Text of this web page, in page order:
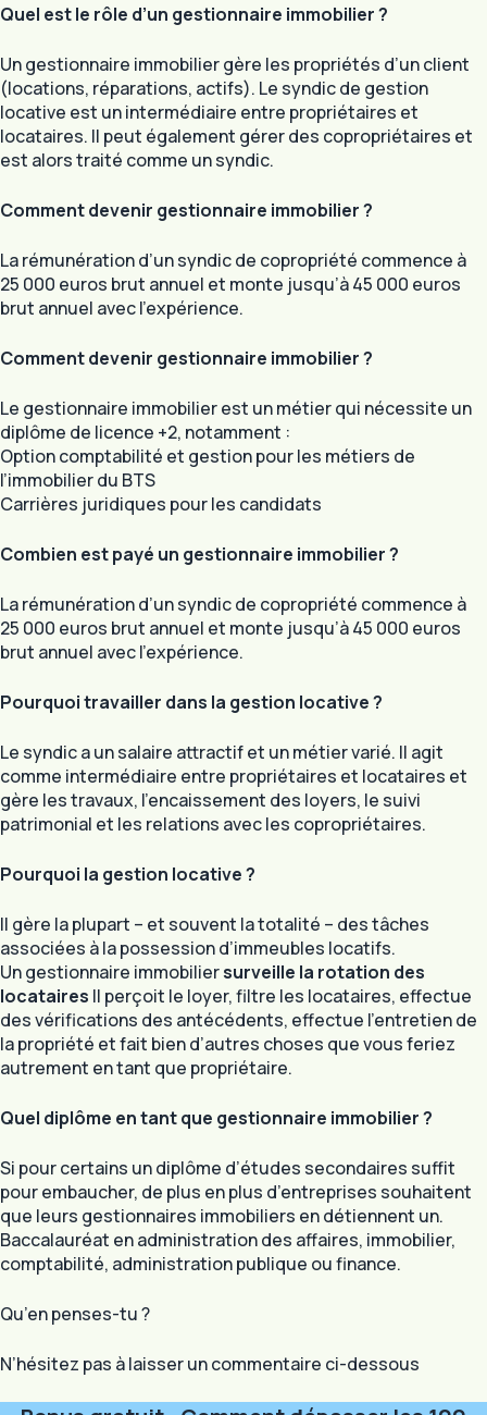
Quel est le rôle d’un gestionnaire immobilier ?
Un gestionnaire immobilier gère les propriétés d’un client
(locations, réparations, actifs). Le syndic de gestion
locative est un intermédiaire entre propriétaires et
locataires. Il peut également gérer des copropriétaires et
est alors traité comme un syndic.
Comment devenir gestionnaire immobilier ?
La rémunération d’un syndic de copropriété commence à
25 000 euros brut annuel et monte jusqu’à 45 000 euros
brut annuel avec l’expérience.
Comment devenir gestionnaire immobilier ?
Le gestionnaire immobilier est un métier qui nécessite un
diplôme de licence +2, notamment :
Option comptabilité et gestion pour les métiers de
l’immobilier du BTS
Carrières juridiques pour les candidats
Combien est payé un gestionnaire immobilier ?
La rémunération d’un syndic de copropriété commence à
25 000 euros brut annuel et monte jusqu’à 45 000 euros
brut annuel avec l’expérience.
Pourquoi travailler dans la gestion locative ?
Le syndic a un salaire attractif et un métier varié. Il agit
comme intermédiaire entre propriétaires et locataires et
gère les travaux, l’encaissement des loyers, le suivi
patrimonial et les relations avec les copropriétaires.
Pourquoi la gestion locative ?
Il gère la plupart – et souvent la totalité – des tâches
associées à la possession d’immeubles locatifs.
Un gestionnaire immobiliersurveille la rotation des
locataires Il perçoit le loyer, filtre les locataires, effectue
des vérifications des antécédents, effectue l’entretien de
la propriété et fait bien d’autres choses que vous feriez
autrement en tant que propriétaire.
Quel diplôme en tant que gestionnaire immobilier ?
Si pour certains un diplôme d’études secondaires suffit
pour embaucher, de plus en plus d’entreprises souhaitent
que leurs gestionnaires immobiliers en détiennent un.
Baccalauréat en administration des affaires, immobilier,
comptabilité, administration publique ou finance.
Qu’en penses-tu ?
N’hésitez pas à laisser un commentaire ci-dessous